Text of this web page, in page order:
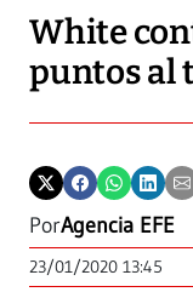
White
puntos al
PorAgencia EFE
23/01/2020 13:45